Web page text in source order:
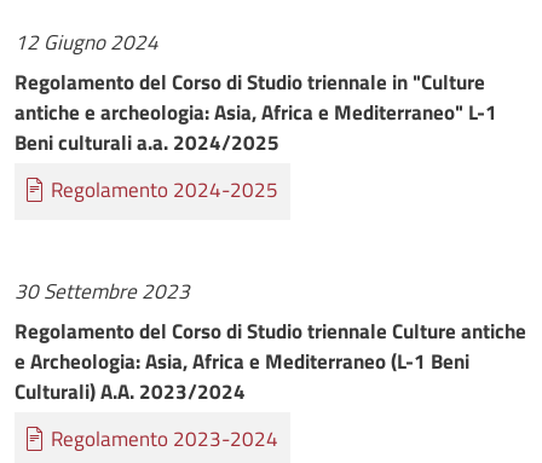
12 Giugno 2024
Regolamento del Corso di Studio triennale in "Culture
antiche e archeologia: Asia, Africa e Mediterraneo" L-1
Beni culturali a.a. 2024/2025
Documento
Regolamento 2024-2025
30 Settembre 2023
Regolamento del Corso di Studio triennale Culture antiche
e Archeologia: Asia, Africa e Mediterraneo (L-1 Beni
Culturali) A.A. 2023/2024
Documento
Regolamento 2023-2024